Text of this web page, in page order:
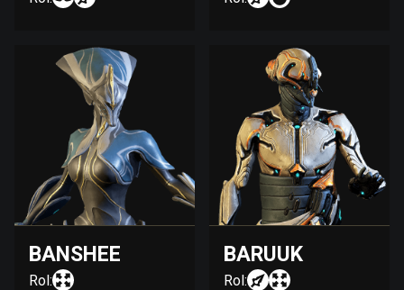
BANSHEE
Rol:
BARUUK
Rol: